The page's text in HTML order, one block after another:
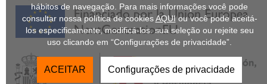
hábitos de navegação. Para mais informações você pode
consultar nossa política de cookiesAQUIou você pode aceitá-
los especificamente, modificá-los. sua seleção ou rejeite seu
uso clicando em “Configurações de privacidade”.
ACEITAR Configurações de privacidade